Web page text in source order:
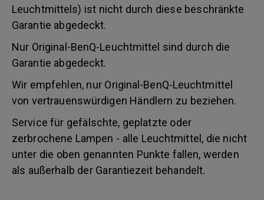
Leuchtmittels) ist nicht durch diese beschränkte
Garantie abgedeckt.
Nur Original-BenQ-Leuchtmittel sind durch die
Garantie abgedeckt.
Wir empfehlen, nur Original-BenQ-Leuchtmittel
von vertrauenswürdigen Händlern zu beziehen.
Service für gefälschte, geplatzte oder
zerbrochene Lampen - alle Leuchtmittel, die nicht
unter die oben genannten Punkte fallen, werden
als außerhalb der Garantiezeit behandelt.